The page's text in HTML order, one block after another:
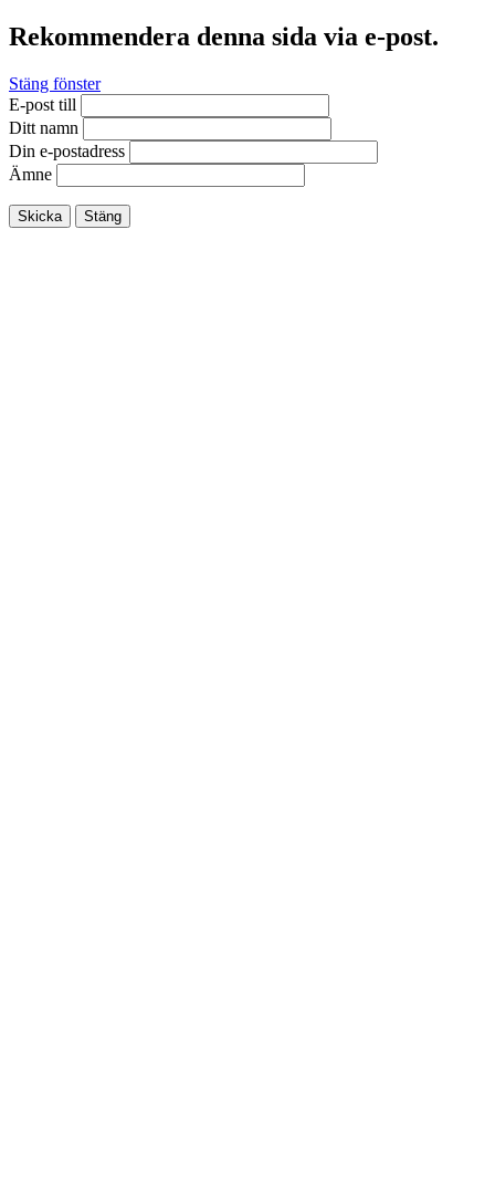
Rekommendera denna sida via e-post.
Stäng fönster
E-post till
Ditt namn
Din e-postadress
Ämne
Skicka Stäng